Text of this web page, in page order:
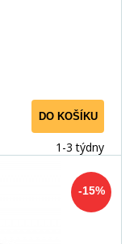
DO KOŠÍKU
1-3 týdny
-15%